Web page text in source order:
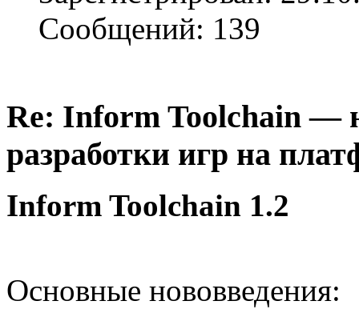
Сообщений: 139
Re: Inform Toolchain —
разработки игр на
Inform Toolchain 1.2
Основные нововведения: